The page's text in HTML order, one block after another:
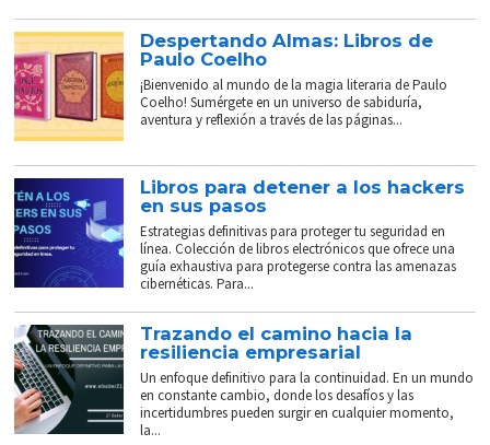
Despertando Almas: Libros de
Paulo Coelho
¡Bienvenido al mundo de la magia literaria de Paulo
Coelho! Sumérgete en un universo de sabiduría,
aventura y reflexión a través de las páginas...
Libros para detener a los hackers
en sus pasos
Estrategias definitivas para proteger tu seguridad en
línea. Colección de libros electrónicos que ofrece una
guía exhaustiva para protegerse contra las amenazas
cibernéticas. Para...
Trazando el camino hacia la
resiliencia empresarial
Un enfoque definitivo para la continuidad. En un mundo
en constante cambio, donde los desafíos y las
incertidumbres pueden surgir en cualquier momento,
la...